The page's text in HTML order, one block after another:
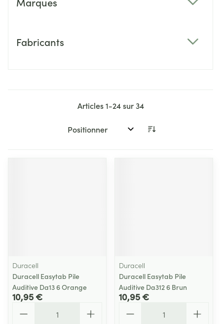
Fabricants
Articles1-24sur34
Trier par:
Duracell
Duracell Easytab Pile
Auditive Da13 6 Orange
10,95 €
Duracell
Duracell Easytab Pile
Auditive Da312 6 Brun
10,95 €